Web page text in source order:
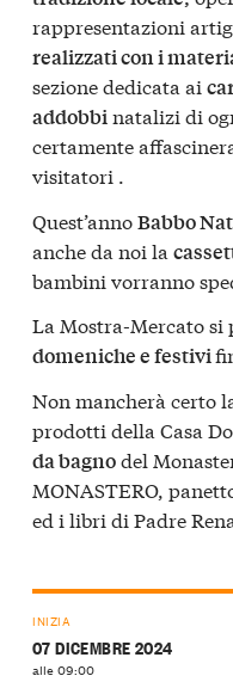
rappresentazioni
realizzati con i
sezione dedicata ai
addobbinatalizi di
certamente
visitatori .
Quest’annoBabbo
anche da noi la
bambini vorranno
La Mostra-Mercato si
domeniche e festivi
Non mancherà certo
prodotti della Casa
da bagnodel
MONASTERO,
ed i libri di Padre
INIZIA
07 DICEMBRE 2024
alle 09:00